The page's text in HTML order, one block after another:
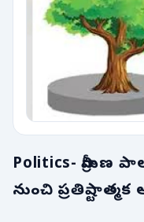
Politics- గ్రామీణ
నుంచి ప్రతిష్టాత్మక